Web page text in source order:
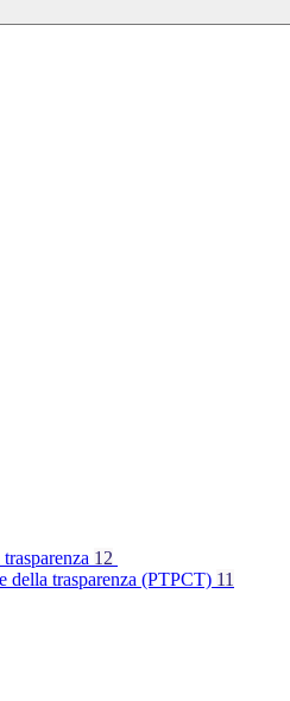
12
della trasparenza (PTPCT) 11